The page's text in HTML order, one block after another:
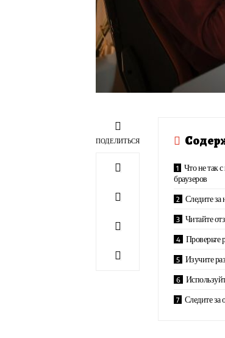
ПОДЕЛИТЬСЯ
Что не так
браузеров
Следите за
Читайте
Проверьте
Изучите
Следите за